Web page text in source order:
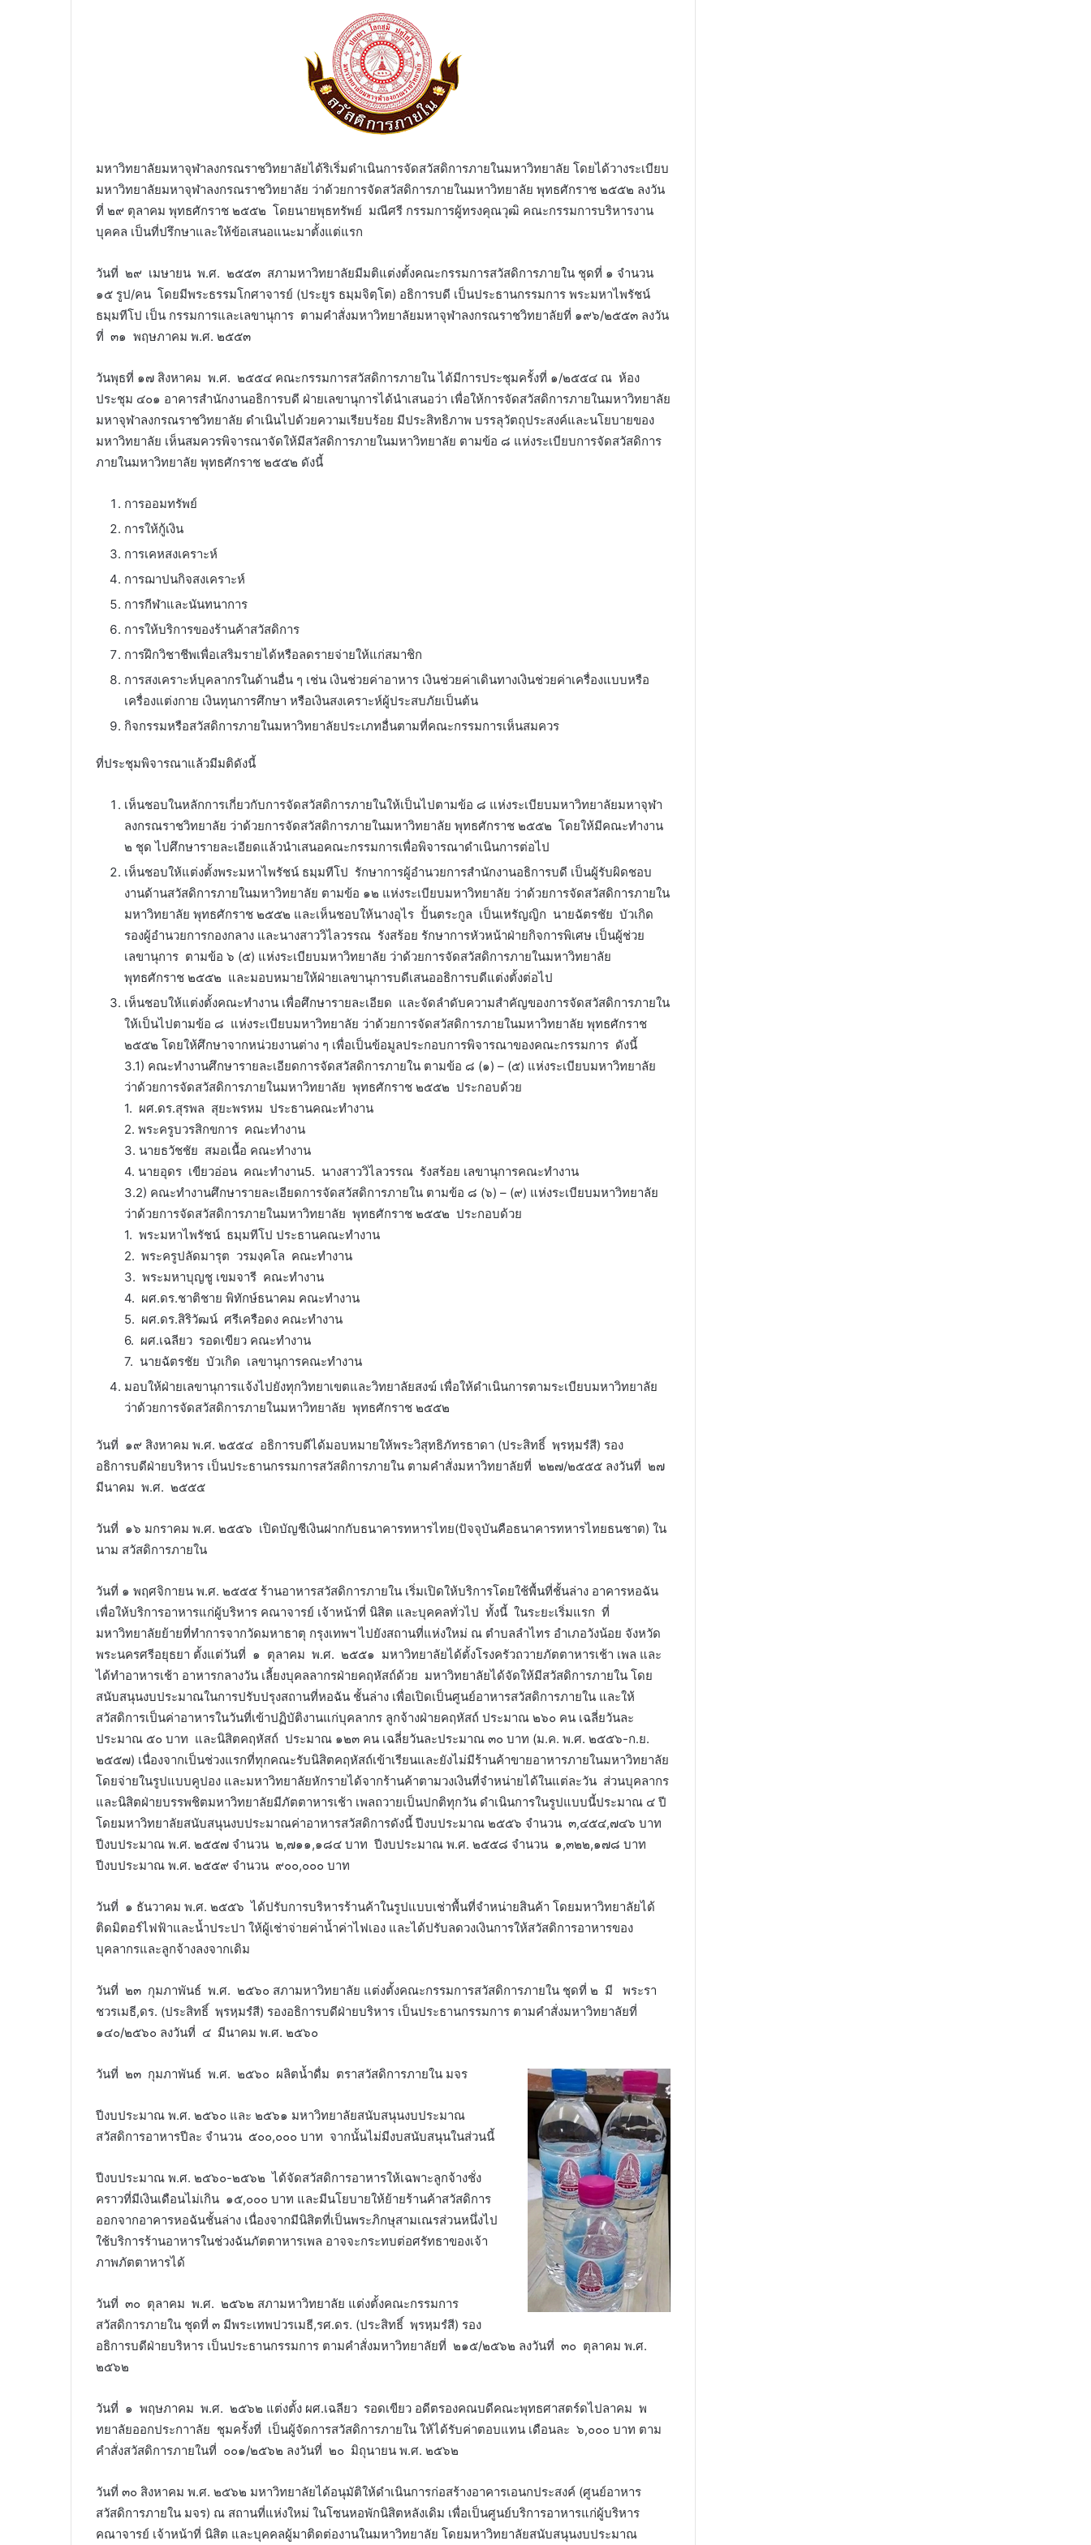
ㅤㅤㅤมหาวิทยาลัยมหาจุฬาลงกรณราชวิทยาลัยได้ริเริ่มดำเนินการจัดสวัสดิการภายในมหาวิทยาลัย โดยได้วางระเบียบ
มหาวิทยาลัยมหาจุฬาลงกรณราชวิทยาลัย ว่าด้วยการจัดสวัสดิการภายในมหาวิทยาลัย พุทธศักราช ๒๕๕๒ ลงวัน
ที่ ๒๙ ตุลาคม พุทธศักราช ๒๕๕๒ โดยนายพุธทรัพย์ มณีศรี กรรมการผู้ทรงคุณวุฒิ คณะกรรมการบริหารงาน
บุคคล เป็นที่ปรึกษาและให้ข้อเสนอแนะมาตั้งแต่แรก
ㅤㅤㅤวันที่ ๒๙ เมษายน พ.ศ. ๒๕๕๓ สภามหาวิทยาลัยมีมติแต่งตั้งคณะกรรมการสวัสดิการภายใน ชุดที่ ๑ จำนวน
๑๕ รูป/คน โดยมีพระธรรมโกศาจารย์ (ประยูร ธมฺมจิตฺโต) อธิการบดี เป็นประธานกรรมการ พระมหาไพรัชน์
ธมฺมทีโป เป็น กรรมการและเลขานุการ ตามคำสั่งมหาวิทยาลัยมหาจุฬาลงกรณราชวิทยาลัยที่ ๑๙๖/๒๕๕๓ ลงวัน
ที่ ๓๑ พฤษภาคม พ.ศ. ๒๕๕๓
ㅤㅤㅤวันพุธที่ ๑๗ สิงหาคม พ.ศ. ๒๕๕๔ คณะกรรมการสวัสดิการภายใน ได้มีการประชุมครั้งที่ ๑/๒๕๕๔ ณ ห้อง
ประชุม ๔๐๑ อาคารสำนักงานอธิการบดี ฝ่ายเลขานุการได้นำเสนอว่า เพื่อให้การจัดสวัสดิการภายในมหาวิทยาลัย
มหาจุฬาลงกรณราชวิทยาลัย ดำเนินไปด้วยความเรียบร้อย มีประสิทธิภาพ บรรลุวัตถุประสงค์และนโยบายของ
มหาวิทยาลัย เห็นสมควรพิจารณาจัดให้มีสวัสดิการภายในมหาวิทยาลัย ตามข้อ ๘ แห่งระเบียบการจัดสวัสดิการ
ภายในมหาวิทยาลัย พุทธศักราช ๒๕๕๒ ดังนี้
การออมทรัพย์
การให้กู้เงิน
การเคหสงเคราะห์
การฌาปนกิจสงเคราะห์
การกีฬาและนันทนาการ
การให้บริการของร้านค้าสวัสดิการ
การฝึกวิชาชีพเพื่อเสริมรายได้หรือลดรายจ่ายให้แก่สมาชิก
การสงเคราะห์บุคลากรในด้านอื่น ๆ เช่น เงินช่วยค่าอาหาร เงินช่วยค่าเดินทางเงินช่วยค่าเครื่องแบบหรือ
เครื่องแต่งกาย เงินทุนการศึกษา หรือเงินสงเคราะห์ผู้ประสบภัยเป็นต้น
กิจกรรมหรือสวัสดิการภายในมหาวิทยาลัยประเภทอื่นตามที่คณะกรรมการเห็นสมควร
ㅤㅤㅤที่ประชุมพิจารณาแล้วมีมติดังนี้
เห็นชอบในหลักการเกี่ยวกับการจัดสวัสดิการภายในให้เป็นไปตามข้อ ๘ แห่งระเบียบมหาวิทยาลัยมหาจุฬา
ลงกรณราชวิทยาลัย ว่าด้วยการจัดสวัสดิการภายในมหาวิทยาลัย พุทธศักราช ๒๕๕๒ โดยให้มีคณะทำงาน
๒ ชุด ไปศึกษารายละเอียดแล้วนำเสนอคณะกรรมการเพื่อพิจารณาดำเนินการต่อไป
เห็นชอบให้แต่งตั้งพระมหาไพรัชน์ ธมฺมทีโป รักษาการผู้อำนวยการสำนักงานอธิการบดี เป็นผู้รับผิดชอบ
งานด้านสวัสดิการภายในมหาวิทยาลัย ตามข้อ ๑๒ แห่งระเบียบมหาวิทยาลัย ว่าด้วยการจัดสวัสดิการภายใน
มหาวิทยาลัย พุทธศักราช ๒๕๕๒ และเห็นชอบให้นางอุไร ปั้นตระกูล เป็นเหรัญญิก นายฉัตรชัย บัวเกิด
รองผู้อำนวยการกองกลาง และนางสาววิไลวรรณ รังสร้อย รักษาการหัวหน้าฝ่ายกิจการพิเศษ เป็นผู้ช่วย
เลขานุการ ตามข้อ ๖ (๕) แห่งระเบียบมหาวิทยาลัย ว่าด้วยการจัดสวัสดิการภายในมหาวิทยาลัย
พุทธศักราช ๒๕๕๒ และมอบหมายให้ฝ่ายเลขานุการบดีเสนออธิการบดีแต่งตั้งต่อไป
เห็นชอบให้แต่งตั้งคณะทำงาน เพื่อศึกษารายละเอียด และจัดลำดับความสำคัญของการจัดสวัสดิการภายใน
ให้เป็นไปตามข้อ ๘ แห่งระเบียบมหาวิทยาลัย ว่าด้วยการจัดสวัสดิการภายในมหาวิทยาลัย พุทธศักราช
๒๕๕๒ โดยให้ศึกษาจากหน่วยงานต่าง ๆ เพื่อเป็นข้อมูลประกอบการพิจารณาของคณะกรรมการ ดังนี้
3.1) คณะทำงานศึกษารายละเอียดการจัดสวัสดิการภายใน ตามข้อ ๘ (๑) – (๕) แห่งระเบียบมหาวิทยาลัย
ว่าด้วยการจัดสวัสดิการภายในมหาวิทยาลัย พุทธศักราช ๒๕๕๒ ประกอบด้วย
ㅤ1. ผศ.ดร.สุรพล สุยะพรหม ประธานคณะทำงาน
ㅤ2. พระครูบวรสิกขการ คณะทำงาน
ㅤ3. นายธวัชชัย สมอเนื้อ คณะทำงาน
ㅤ4. นายอุดร เขียวอ่อน คณะทำงาน5. นางสาววิไลวรรณ รังสร้อย เลขานุการคณะทำงาน
3.2) คณะทำงานศึกษารายละเอียดการจัดสวัสดิการภายใน ตามข้อ ๘ (๖) – (๙) แห่งระเบียบมหาวิทยาลัย
ว่าด้วยการจัดสวัสดิการภายในมหาวิทยาลัย พุทธศักราช ๒๕๕๒ ประกอบด้วย
ㅤ1. พระมหาไพรัชน์ ธมฺมทีโป ประธานคณะทำงาน
ㅤ2. พระครูปลัดมารุต วรมงฺคโล คณะทำงาน
ㅤ3. พระมหาบุญชู เขมจารี คณะทำงาน
ㅤ4. ผศ.ดร.ชาติชาย พิทักษ์ธนาคม คณะทำงาน
ㅤ5. ผศ.ดร.สิริวัฒน์ ศรีเครือดง คณะทำงาน
ㅤ6. ผศ.เฉลียว รอดเขียว คณะทำงาน
ㅤ7. นายฉัตรชัย บัวเกิด เลขานุการคณะทำงาน
มอบให้ฝ่ายเลขานุการแจ้งไปยังทุกวิทยาเขตและวิทยาลัยสงฆ์ เพื่อให้ดำเนินการตามระเบียบมหาวิทยาลัย
ว่าด้วยการจัดสวัสดิการภายในมหาวิทยาลัย พุทธศักราช ๒๕๕๒
ㅤㅤㅤวันที่ ๑๙ สิงหาคม พ.ศ. ๒๕๕๔ อธิการบดีได้มอบหมายให้พระวิสุทธิภัทรธาดา (ประสิทธิ์ พฺรหฺมรํสี) รอง
อธิการบดีฝ่ายบริหาร เป็นประธานกรรมการสวัสดิการภายใน ตามคำสั่งมหาวิทยาลัยที่ ๒๒๗/๒๕๕๕ ลงวันที่ ๒๗
มีนาคม พ.ศ. ๒๕๕๕
ㅤㅤㅤวันที่ ๑๖ มกราคม พ.ศ. ๒๕๕๖ เปิดบัญชีเงินฝากกับธนาคารทหารไทย(ปัจจุบันคือธนาคารทหารไทยธนชาต) ใน
นาม สวัสดิการภายใน
ㅤㅤㅤวันที่ ๑ พฤศจิกายน พ.ศ. ๒๕๕๕ ร้านอาหารสวัสดิการภายใน เริ่มเปิดให้บริการโดยใช้พื้นที่ชั้นล่าง อาคารหอฉัน
เพื่อให้บริการอาหารแก่ผู้บริหาร คณาจารย์ เจ้าหน้าที่ นิสิต และบุคคลทั่วไป ทั้งนี้ ในระยะเริ่มแรก ที่
มหาวิทยาลัยย้ายที่ทำการจากวัดมหาธาตุ กรุงเทพฯ ไปยังสถานที่แห่งใหม่ ณ ตำบลลำไทร อำเภอวังน้อย จังหวัด
พระนครศรีอยุธยา ตั้งแต่วันที่ ๑ ตุลาคม พ.ศ. ๒๕๕๑ มหาวิทยาลัยได้ตั้งโรงครัวถวายภัตตาหารเช้า เพล และ
ได้ทำอาหารเช้า อาหารกลางวัน เลี้ยงบุคลลากรฝ่ายคฤหัสถ์ด้วย มหาวิทยาลัยได้จัดให้มีสวัสดิการภายใน โดย
สนับสนุนงบประมาณในการปรับปรุงสถานที่หอฉัน ชั้นล่าง เพื่อเปิดเป็นศูนย์อาหารสวัสดิการภายใน และให้
สวัสดิการเป็นค่าอาหารในวันที่เข้าปฏิบัติงานแก่บุคลากร ลูกจ้างฝ่ายคฤหัสถ์ ประมาณ ๒๖๐ คน เฉลี่ยวันละ
ประมาณ ๕๐ บาท และนิสิตคฤหัสถ์ ประมาณ ๑๒๓ คน เฉลี่ยวันละประมาณ ๓๐ บาท (ม.ค. พ.ศ. ๒๕๕๖-ก.ย.
๒๕๕๗) เนื่องจากเป็นช่วงแรกที่ทุกคณะรับนิสิตคฤหัสถ์เข้าเรียนและยังไม่มีร้านค้าขายอาหารภายในมหาวิทยาลัย
โดยจ่ายในรูปแบบคูปอง และมหาวิทยาลัยหักรายได้จากร้านค้าตามวงเงินที่จำหน่ายได้ในแต่ละวัน ส่วนบุคลากร
และนิสิตฝ่ายบรรพชิตมหาวิทยาลัยมีภัตตาหารเช้า เพลถวายเป็นปกติทุกวัน ดำเนินการในรูปแบบนี้ประมาณ ๔ ปี
โดยมหาวิทยาลัยสนับสนุนงบประมาณค่าอาหารสวัสดิการดังนี้ ปีงบประมาณ ๒๕๕๖ จำนวน ๓,๔๕๔,๗๔๖ บาท
ปีงบประมาณ พ.ศ. ๒๕๕๗ จำนวน ๒,๗๑๑,๑๘๔ บาท ปีงบประมาณ พ.ศ. ๒๕๕๘ จำนวน ๑,๓๒๒,๑๗๘ บาท
ปีงบประมาณ พ.ศ. ๒๕๕๙ จำนวน ๙๐๐,๐๐๐ บาท
ㅤㅤㅤวันที่ ๑ ธันวาคม พ.ศ. ๒๕๕๖ ได้ปรับการบริหารร้านค้าในรูปแบบเช่าพื้นที่จำหน่ายสินค้า โดยมหาวิทยาลัยได้
ติดมิตอร์ไฟฟ้าและน้ำประปา ให้ผู้เช่าจ่ายค่าน้ำค่าไฟเอง และได้ปรับลดวงเงินการให้สวัสดิการอาหารของ
บุคลากรและลูกจ้างลงจากเดิม
ㅤㅤㅤวันที่ ๒๓ กุมภาพันธ์ พ.ศ. ๒๕๖๐ สภามหาวิทยาลัย แต่งตั้งคณะกรรมการสวัสดิการภายใน ชุดที่ ๒ มี พระรา
ชวรเมธี,ดร. (ประสิทธิ์ พฺรหฺมรํสี) รองอธิการบดีฝ่ายบริหาร เป็นประธานกรรมการ ตามคำสั่งมหาวิทยาลัยที่
๑๔๐/๒๕๖๐ ลงวันที่ ๔ มีนาคม พ.ศ. ๒๕๖๐
ㅤㅤㅤวันที่ ๒๓ กุมภาพันธ์ พ.ศ. ๒๕๖๐ ผลิตน้ำดื่ม ตราสวัสดิการภายใน มจร
ㅤㅤㅤปีงบประมาณ พ.ศ. ๒๕๖๐ และ ๒๕๖๑ มหาวิทยาลัยสนับสนุนงบประมาณ
สวัสดิการอาหารปีละ จำนวน ๕๐๐,๐๐๐ บาท จากนั้นไม่มีงบสนับสนุนในส่วนนี้
ㅤㅤㅤปีงบประมาณ พ.ศ. ๒๕๖๐-๒๕๖๒ ได้จัดสวัสดิการอาหารให้เฉพาะลูกจ้างชั่ง
คราวที่มีเงินเดือนไม่เกิน ๑๕,๐๐๐ บาท และมีนโยบายให้ย้ายร้านค้าสวัสดิการ
ออกจากอาคารหอฉันชั้นล่าง เนื่องจากมีนิสิตที่เป็นพระภิกษุสามเณรส่วนหนึ่งไป
ใช้บริการร้านอาหารในช่วงฉันภัตตาหารเพล อาจจะกระทบต่อศรัทธาของเจ้า
ภาพภัตตาหารได้
ㅤㅤㅤวันที่ ๓๐ ตุลาคม พ.ศ. ๒๕๖๒ สภามหาวิทยาลัย แต่งตั้งคณะกรรมการ
สวัสดิการภายใน ชุดที่ ๓ มีพระเทพปวรเมธี,รศ.ดร. (ประสิทธิ์ พฺรหฺมรํสี) รอง
อธิการบดีฝ่ายบริหาร เป็นประธานกรรมการ ตามคำสั่งมหาวิทยาลัยที่ ๒๑๕/๒๕๖๒ ลงวันที่ ๓๐ ตุลาคม พ.ศ.
๒๕๖๒
ㅤㅤㅤวันที่ ๑ พฤษภาคม พ.ศ. ๒๕๖๒ แต่งตั้ง ผศ.เฉลียว รอดเขียว อดีตรองคณบดีคณะพุทธศาสตร์ดไปลาคม พ
ทยาลัยออกประกาาลัย ชุมครั้งที่ เป็นผู้จัดการสวัสดิการภายใน ให้ได้รับค่าตอบแทน เดือนละ ๖,๐๐๐ บาท ตาม
คำสั่งสวัสดิการภายในที่ ๐๐๑/๒๕๖๒ ลงวันที่ ๒๐ มิถุนายน พ.ศ. ๒๕๖๒
ㅤㅤㅤวันที่ ๓๐ สิงหาคม พ.ศ. ๒๕๖๒ มหาวิทยาลัยได้อนุมัติให้ดำเนินการก่อสร้างอาคารเอนกประสงค์ (ศูนย์อาหาร
สวัสดิการภายใน มจร) ณ สถานที่แห่งใหม่ ในโซนหอพักนิสิตหลังเดิม เพื่อเป็นศูนย์บริการอาหารแก่ผู้บริหาร
คณาจารย์ เจ้าหน้าที่ นิสิต และบุคคลผู้มาติดต่องานในมหาวิทยาลัย โดยมหาวิทยาลัยสนับสนุนงบประมาณ